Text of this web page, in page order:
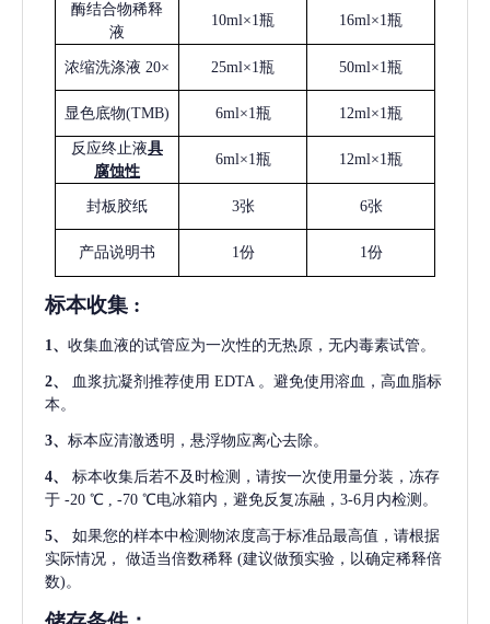
酶结合物稀释
液
10ml×1瓶 16ml×1瓶
浓缩洗涤液 20× 25ml×1瓶 50ml×1瓶
显色底物(TMB) 6ml×1瓶 12ml×1瓶
反应终止液具
腐蚀性
6ml×1瓶 12ml×1瓶
封板胶纸 3张 6张
产品说明书 1份 1份
标本收集 :
1、 收集血液的试管应为一次性的无热原，无内毒素试管。
2、 血浆抗凝剂推荐使用 EDTA 。避免使用溶血，高血脂标
本。
3、 标本应清澈透明，悬浮物应离心去除。
4、
标本收集后若不及时检测，请按一次使用量分装，冻存
于 -20 ℃ , -70 ℃电冰箱内，避免反复冻融，3-6月内检测。
5、
如果您的样本中检测物浓度高于标准品最高值，请根据
实际情况，
做适当倍数稀释 (建议做预实验，以确定稀释倍
数)。